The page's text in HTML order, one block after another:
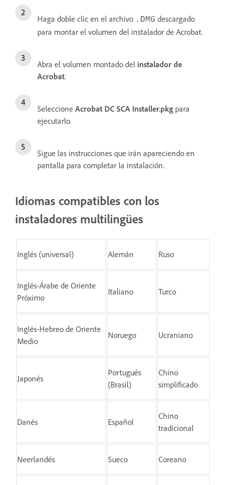
Haga doble clic en el archivo .DMG descargado
para montar el volumen del instalador de Acrobat.
Abra el volumen montado del instalador de
Acrobat.
Seleccione Acrobat DC SCA Installer.pkg para
ejecutarlo.
Sigue las instrucciones que irán apareciendo en
pantalla para completar la instalación.
Idiomas compatibles con los
instaladores multilingües
Inglés (universal) Alemán Ruso
Inglés-Árabe de Oriente
Próximo
Italiano Turco
Inglés-Hebreo de Oriente
Medio
Noruego Ucraniano
Japonés
Portugués
(Brasil)
Chino
simplificado
Danés Español
Chino
tradicional
Neerlandés Sueco Coreano